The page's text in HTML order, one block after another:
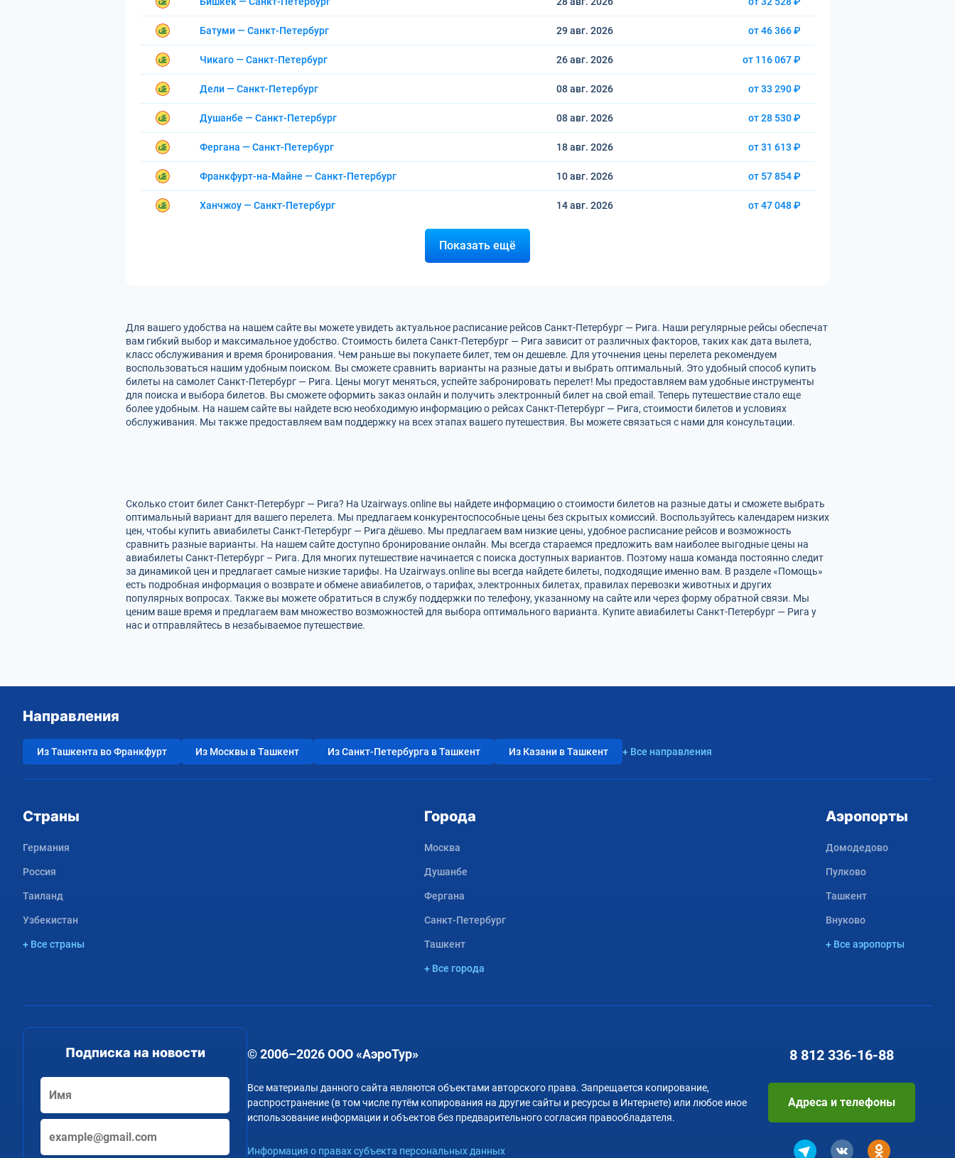
Батуми — Санкт-Петербург 29 авг. 2026 от 46 366 ₽
Чикаго — Санкт-Петербург 26 авг. 2026 от 116 067 ₽
Дели — Санкт-Петербург 08 авг. 2026 от 33 290 ₽
Душанбе — Санкт-Петербург 08 авг. 2026 от 28 530 ₽
Фергана — Санкт-Петербург 18 авг. 2026 от 31 613 ₽
Франкфурт-на-Майне — Санкт-Петербург 10 авг. 2026 от 57 854 ₽
Ханчжоу — Санкт-Петербург 14 авг. 2026 от 47 048 ₽
Показать ещё
Для вашего удобства на нашем сайте вы можете увидеть актуальное расписание рейсов Санкт-Петербург — Рига. Наши регулярные рейсы обеспечат
вам гибкий выбор и максимальное удобство. Стоимость билета Санкт-Петербург — Рига зависит от различных факторов, таких как дата вылета,
класс обслуживания и время бронирования. Чем раньше вы покупаете билет, тем он дешевле. Для уточнения цены перелета рекомендуем
воспользоваться нашим удобным поиском. Вы сможете сравнить варианты на разные даты и выбрать оптимальный. Это удобный способ купить
билеты на самолет Санкт-Петербург — Рига. Цены могут меняться, успейте забронировать перелет! Мы предоставляем вам удобные инструменты
для поиска и выбора билетов. Вы сможете оформить заказ онлайн и получить электронный билет на свой email. Теперь путешествие стало еще
более удобным. На нашем сайте вы найдете всю необходимую информацию о рейсах Санкт-Петербург — Рига, стоимости билетов и условиях
обслуживания. Мы также предоставляем вам поддержку на всех этапах вашего путешествия. Вы можете связаться с нами для консультации.
Сколько стоит билет Санкт-Петербург — Рига? На Uzairways.online вы найдете информацию о стоимости билетов на разные даты и сможете выбрать
оптимальный вариант для вашего перелета. Мы предлагаем конкурентоспособные цены без скрытых комиссий. Воспользуйтесь календарем низких
цен, чтобы купить авиабилеты Санкт-Петербург — Рига дёшево. Мы предлагаем вам низкие цены, удобное расписание рейсов и возможность
сравнить разные варианты. На нашем сайте доступно бронирование онлайн. Мы всегда стараемся предложить вам наиболее выгодные цены на
авиабилеты Санкт-Петербург – Рига. Для многих путешествие начинается с поиска доступных вариантов. Поэтому наша команда постоянно следит
за динамикой цен и предлагает самые низкие тарифы. На Uzairways.online вы всегда найдете билеты, подходящие именно вам. В разделе «Помощь»
есть подробная информация о возврате и обмене авиабилетов, о тарифах, электронных билетах, правилах перевозки животных и других
популярных вопросах. Также вы можете обратиться в службу поддержки по телефону, указанному на сайте или через форму обратной связи. Мы
ценим ваше время и предлагаем вам множество возможностей для выбора оптимального варианта. Купите авиабилеты Санкт-Петербург — Рига у
нас и отправляйтесь в незабываемое путешествие.
Направления
Из Ташкента во Франкфурт Из Москвы в Ташкент Из Санкт-Петербурга в Ташкент Из Казани в Ташкент + Все направления
Страны
Германия
Россия
Таиланд
Узбекистан
+ Все страны
Города
Москва
Душанбе
Фергана
Санкт-Петербург
Ташкент
+ Все города
Аэропорты
Домодедово
Пулково
Ташкент
Внуково
+ Все аэропорты
Подписка на новости © 2006–2026 ООО «АэроТур»
Все материалы данного сайта являются объектами авторского права. Запрещается копирование,
распространение (в том числе путём копирования на другие сайты и ресурсы в Интернете) или любое иное
использование информации и объектов без предварительного согласия правообладателя.
Информация о правах субъекта персональных данных
8 812 336-16-88
Адреса и телефоны